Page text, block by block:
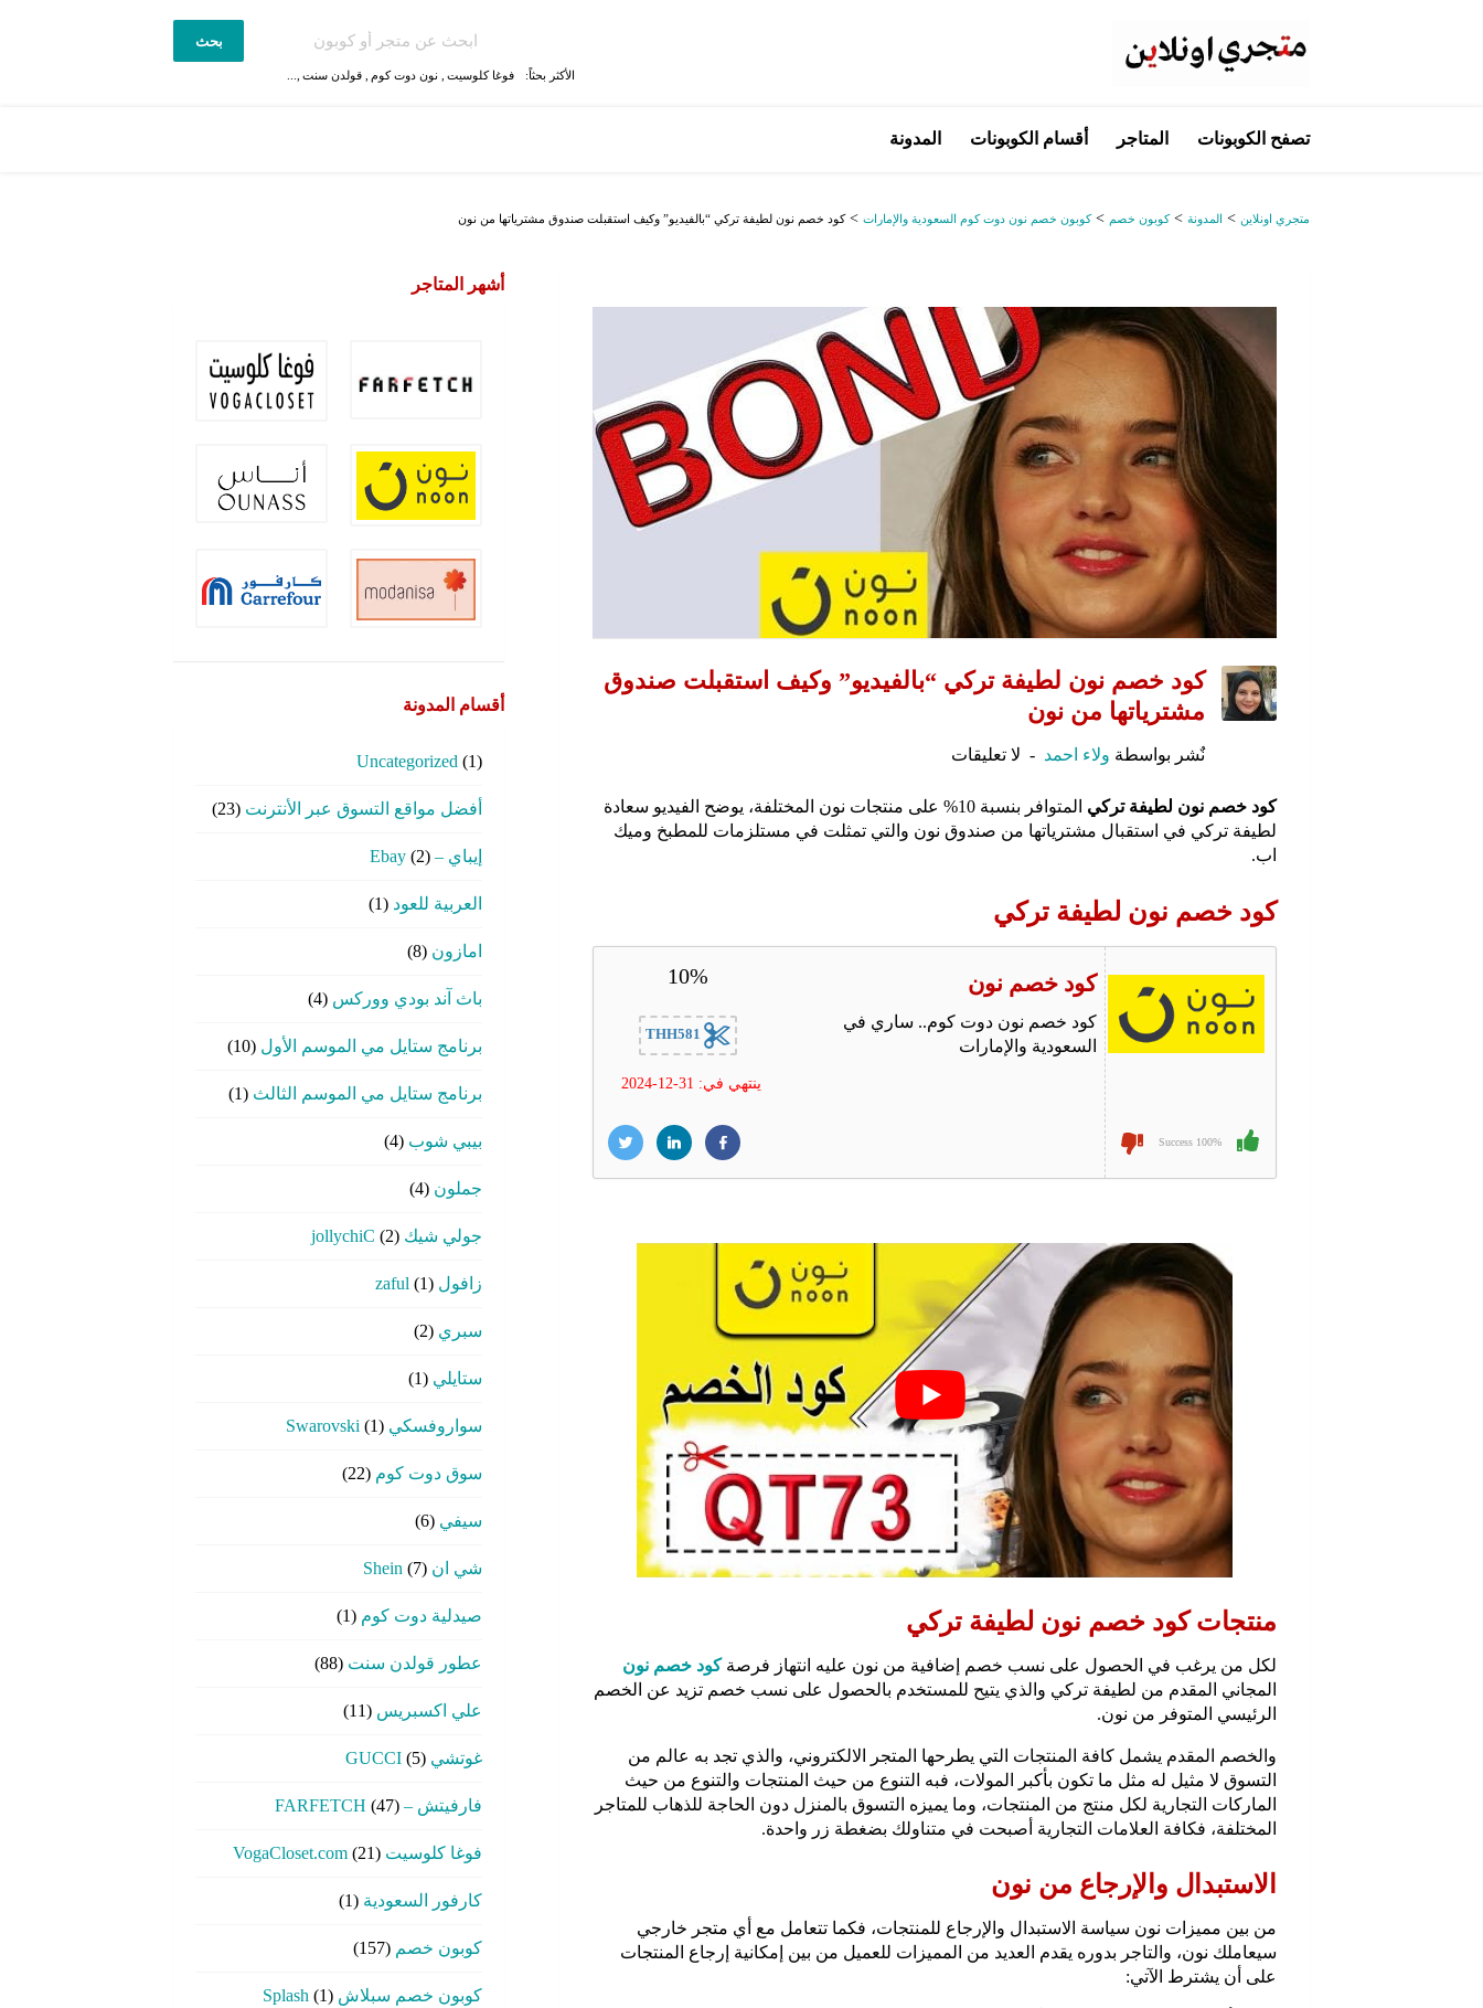
بحث
الأكثر بحثاً: فوغا كلوسيت نون دوت كوم قولدن سنت
إلى
تصفح الكوبونات المتاجر أقسام الكوبونات المدونة
متجري اونلاين > المدونة >كوبون خصم >كوبون خصم نون دوت كوم السعودية والإمارات >كود خصم نون لطيفة تركي “بالفيديو” وكيف استقبلت صندوق مشترياتها من نون
كود خصم نون لطيفة تركي “بالفيديو” وكيف استقبلت صندوق
مشترياتها من نون
نٌشر بواسطة ولاء احمد لا تعليقات
كود خصم نون لطيفة تركي
المتوافر بنسبة 10% على منتجات نون المختلفة، يوضح الفيديو سعادة
لطيفة تركي في استقبال مشترياتها من صندوق نون والتي تمثلت في مستلزمات للمطبخ وميك
اب.
كود خصم نون لطيفة تركي
كود خصم نون
كود خصم نون دوت كوم.. ساري في
السعودية والإمارات
10%
THH581
ينتهي في: 31-12-2024
100% Success
منتجات كود خصم نون لطيفة تركي
لكل من يرغب في الحصول على نسب خصم إضافية من نون عليه انتهاز فرصةكود خصم نون
المجاني المقدم من لطيفة تركي والذي يتيح للمستخدم بالحصول على نسب خصم تزيد عن الخصم
الرئيسي المتوفر من نون.
والخصم المقدم يشمل كافة المنتجات التي يطرحها المتجر الالكتروني، والذي تجد به عالم من
التسوق لا مثيل له مثل ما تكون بأكبر المولات، فبه التنوع من حيث المنتجات والتنوع من حيث
الماركات التجارية لكل منتج من المنتجات، وما يميزه التسوق بالمنزل دون الحاجة للذهاب للمتاجر
المختلفة، فكافة العلامات التجارية أصبحت في متناولك بضغطة زر واحدة.
الاستبدال والإرجاع من نون
من بين مميزات نون سياسة الاستبدال والإرجاع للمنتجات، فكما تتعامل مع أي متجر خارجي
سيعاملك نون، والتاجر بدوره يقدم العديد من المميزات للعميل من بين إمكانية إرجاع المنتجات
على أن يشترط الآتي:
أشهر المتاجر
أقسام المدونة
Uncategorized (1)
أفضل مواقع التسوق عبر الأنترنت (23)
إيباي – Ebay (2)
العربية للعود (1)
امازون (8)
باث آند بودي ووركس (4)
برنامج ستايل مي الموسم الأول (10)
برنامج ستايل مي الموسم الثالث (1)
بيبي شوب (4)
جملون (4)
جولي شيك jollychiC (2)
زافول zaful (1)
سبري (2)
ستايلي (1)
سواروفسكي Swarovski (1)
سوق دوت كوم (22)
سيفي (6)
شي ان Shein (7)
صيدلية دوت كوم (1)
عطور قولدن سنت (88)
علي اكسبريس (11)
غوتشي GUCCI (5)
فارفيتش – FARFETCH (47)
فوغا كلوسيت VogaCloset.com (21)
كارفور السعودية (1)
كوبون خصم (157)
كوبون خصم سبلاش Splash (1)